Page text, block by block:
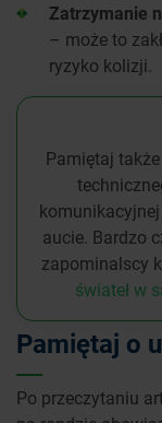
Zatrzymanie
– może to
ryzyko kolizji.
Pamiętaj
aucie. Bardzo
zapominalscy
świateł w
Pamiętaj o
Po przeczytaniu